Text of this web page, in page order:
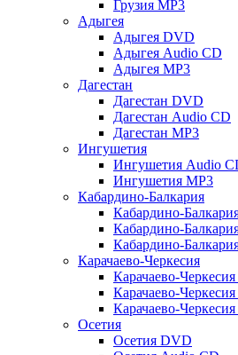
Грузия MP3
Адыгея
Адыгея DVD
Адыгея Audio CD
Адыгея MP3
Дагестан
Дагестан DVD
Дагестан Audio CD
Дагестан MP3
Ингушетия
Ингушетия Audio
Ингушетия MP3
Кабардино-Балкария
Кабардино-
Кабардино-
Кабардино-
Карачаево-Черкесия
Карачаево-
Карачаево-
Карачаево-
Осетия
Осетия DVD